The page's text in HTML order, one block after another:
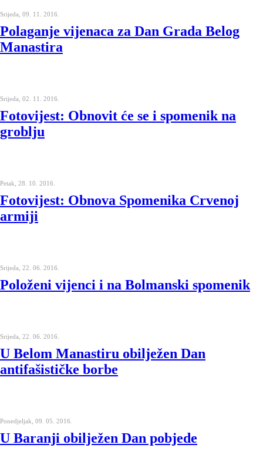
Srijeda, 09. 11. 2016.
Polaganje vijenaca za Dan Grada Belog
Manastira
Srijeda, 02. 11. 2016.
Fotovijest: Obnovit će se i spomenik na
groblju
Petak, 28. 10. 2016.
Fotovijest: Obnova Spomenika Crvenoj
armiji
Srijeda, 22. 06. 2016.
Položeni vijenci i na Bolmanski spomenik
Srijeda, 22. 06. 2016.
U Belom Manastiru obilježen Dan
antifašističke borbe
Ponedjeljak, 09. 05. 2016.
U Baranji obilježen Dan pobjede